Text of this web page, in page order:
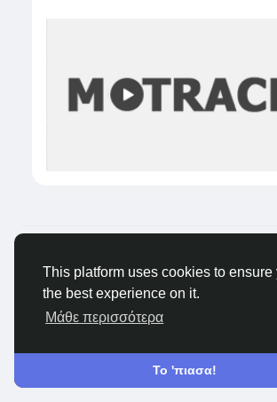
This platform uses cookies to ensure
the best experience on it.
Μάθε περισσότερα
Το 'πιασα!
Σχετικά
Blogs Ιδιωτικότητα
μαζί μας